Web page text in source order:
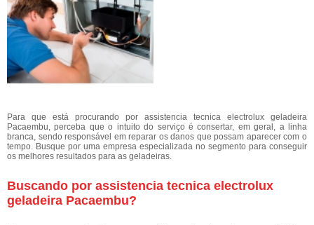
Para que está procurando por assistencia tecnica electrolux geladeira
Pacaembu, perceba que o intuito do serviço é consertar, em geral, a linha
branca, sendo responsável em reparar os danos que possam aparecer com o
tempo. Busque por uma empresa especializada no segmento para conseguir
os melhores resultados para as geladeiras.
Buscando por assistencia tecnica electrolux
geladeira Pacaembu?